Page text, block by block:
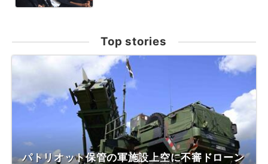
Top stories
パトリオット保管の軍施設上空に不審ドローン